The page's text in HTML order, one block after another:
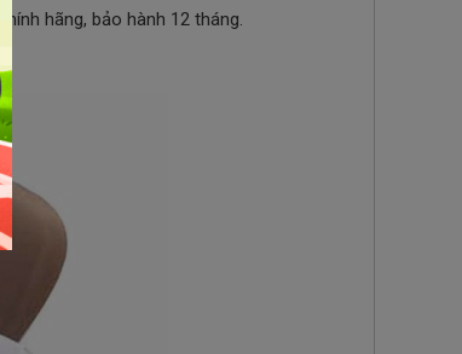
chính hãng, bảo hành 12 tháng.